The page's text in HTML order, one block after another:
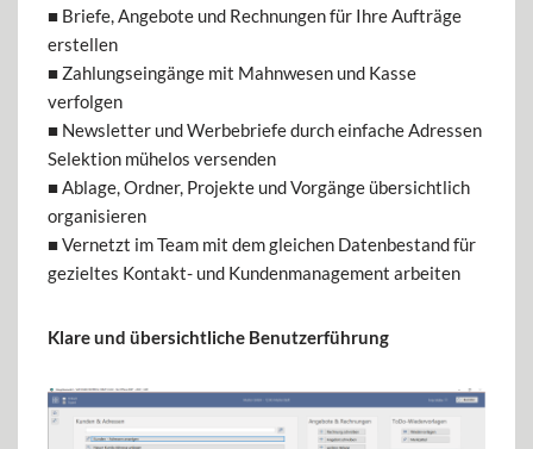
■ Briefe, Angebote und Rechnungen für Ihre Aufträge
erstellen
■ Zahlungseingänge mit Mahnwesen und Kasse
verfolgen
■ Newsletter und Werbebriefe durch einfache Adressen
Selektion mühelos versenden
■ Ablage, Ordner, Projekte und Vorgänge übersichtlich
organisieren
■ Vernetzt im Team mit dem gleichen Datenbestand für
gezieltes Kontakt- und Kundenmanagement arbeiten
Klare und übersichtliche Benutzerführung